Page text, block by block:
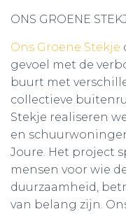
ONS GROENE
Ons Groene Stekje
gevoel met de
buurt met
collectieve
Stekje realiseren
en
Joure. Het project
mensen voor wie
duurzaamheid,
van belang zijn.